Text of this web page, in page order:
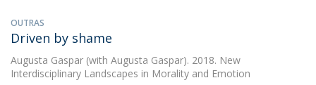
OUTRAS
Driven by shame
Augusta Gaspar (with Augusta Gaspar). 2018. New
Interdisciplinary Landscapes in Morality and Emotion